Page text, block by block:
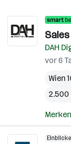
DAH
vor 6
Wien
2.500
Merken
Einblicke